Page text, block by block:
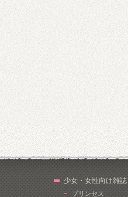
少女・女性向け雑誌
プリンセス